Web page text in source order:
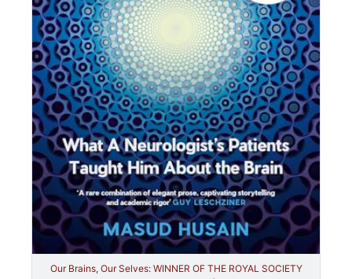
Our Brains, Our Selves: WINNER OF THE ROYAL SOCIETY